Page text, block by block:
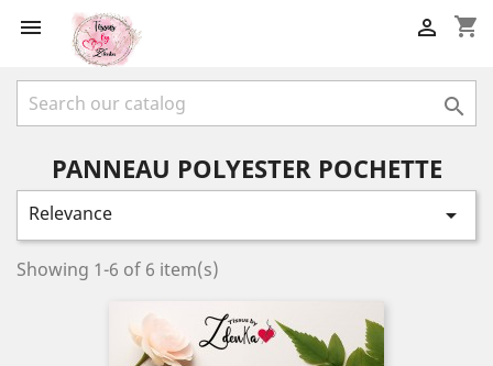
 shopping_cart


PANNEAU POLYESTER POCHETTE
Relevance 
Showing 1-6 of 6 item(s)